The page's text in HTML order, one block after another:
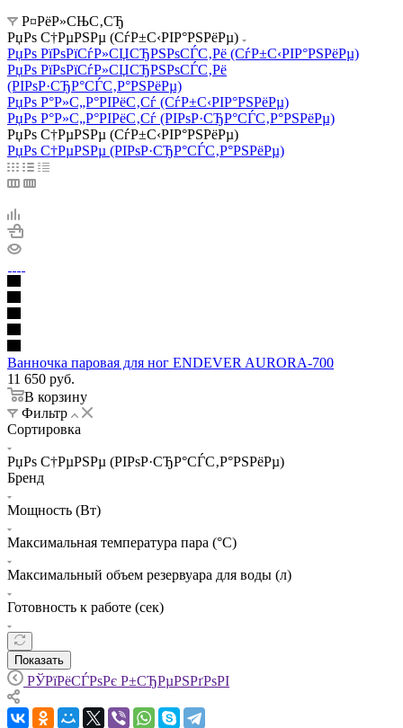
Р¤РёР»СЊС‚СЂ
РџРѕ С†РµРЅРµ (СѓР±С‹РІР°РЅРёРµ)
РџРѕ РїРѕРїСѓР»СЏСЂРЅРѕСЃС‚Рё (СѓР±С‹РІР°РЅРёРµ)
РџРѕ РїРѕРїСѓР»СЏСЂРЅРѕСЃС‚Рё
(РІРѕР·СЂР°СЃС‚Р°РЅРёРµ)
РџРѕ Р°Р»С„Р°РІРёС‚Сѓ (СѓР±С‹РІР°РЅРёРµ)
РџРѕ Р°Р»С„Р°РІРёС‚Сѓ (РІРѕР·СЂР°СЃС‚Р°РЅРёРµ)
РџРѕ С†РµРЅРµ (СѓР±С‹РІР°РЅРёРµ)
РџРѕ С†РµРЅРµ (РІРѕР·СЂР°СЃС‚Р°РЅРёРµ)
Ванночка паровая для ног ENDEVER AURORA-700
11 650 руб.
В корзину
Фильтр
Сортировка
РџРѕ С†РµРЅРµ (РІРѕР·СЂР°СЃС‚Р°РЅРёРµ)
Бренд
Мощность (Вт)
Максимальная температура пара (°С)
Максимальный объем резервуара для воды (л)
Готовность к работе (сек)
Показать
РЎРїРёСЃРѕРє Р±СЂРµРЅРґРѕРІ